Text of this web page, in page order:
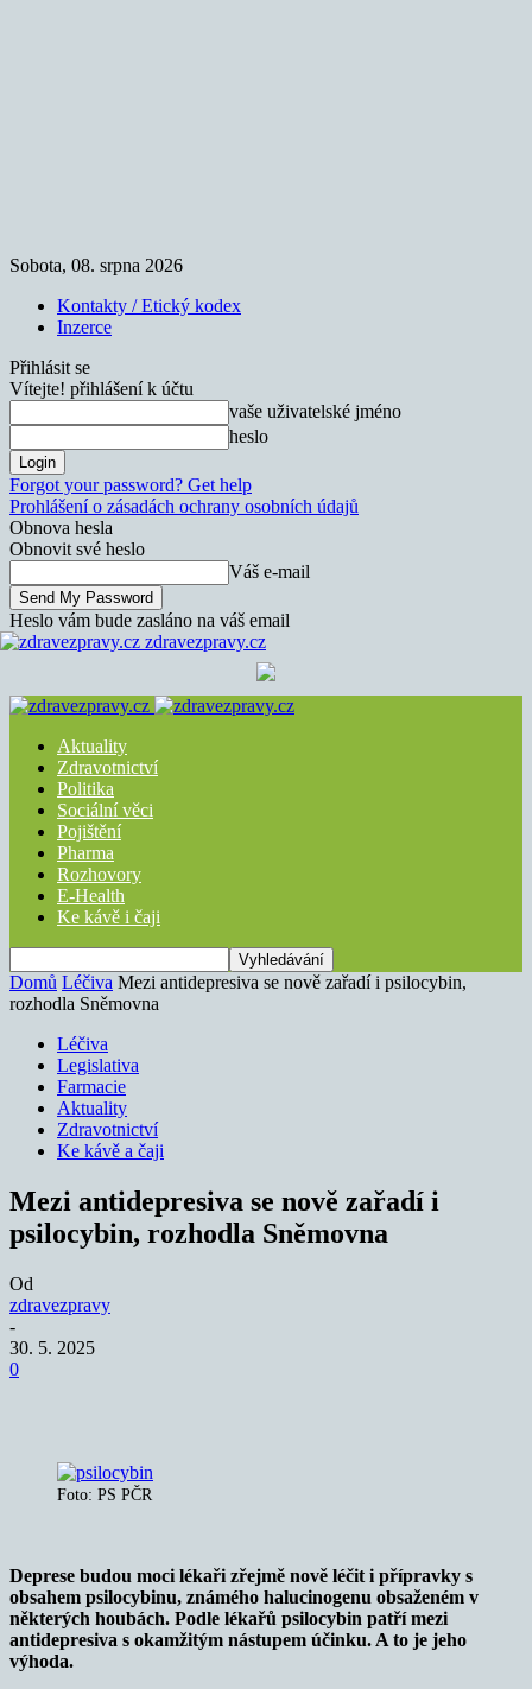
Sobota, 08. srpna 2026
Kontakty / Etický kodex
Inzerce
Přihlásit se
Vítejte! přihlášení k účtu
vaše uživatelské jméno
heslo
Forgot your password? Get help
Prohlášení o zásadách ochrany osobních údajů
Obnova hesla
Obnovit své heslo
Váš e-mail
Heslo vám bude zasláno na váš email
zdravezpravy.cz
Aktuality
Zdravotnictví
Politika
Sociální věci
Pojištění
Pharma
Rozhovory
E-Health
Ke kávě i čaji
Domů Léčiva Mezi antidepresiva se nově zařadí i psilocybin,
rozhodla Sněmovna
Léčiva
Legislativa
Farmacie
Aktuality
Zdravotnictví
Ke kávě a čaji
Mezi antidepresiva se nově zařadí i
psilocybin, rozhodla Sněmovna
Od
zdravezpravy
-
30. 5. 2025
0
Foto: PS PČR
Deprese budou moci lékaři zřejmě nově léčit i přípravky s
obsahem psilocybinu, známého halucinogenu obsaženém v
některých houbách. Podle lékařů psilocybin patřímezi
antidepresiva s okamžitým nástupem účinku. A to je jeho
výhoda.